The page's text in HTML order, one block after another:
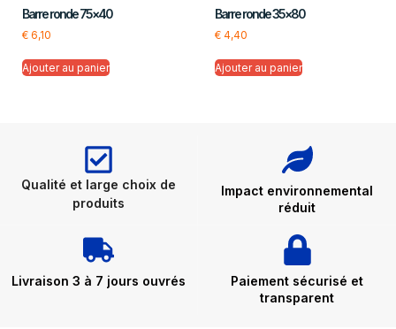
Barre ronde 75×40
€ 6,10
Ajouter au panier
Barre ronde 35×80
€4,40
Ajouter au panier
Qualité et large choix de
produits
Impact environnemental
réduit
Livraison 3 à 7 jours ouvrés
Paiement sécurisé et
transparent